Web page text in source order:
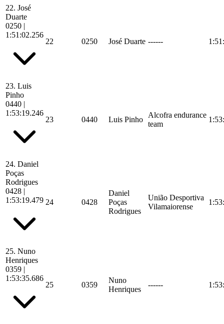
22. José
Duarte
0250 |
1:51:02.256
22 0250 José Duarte ------
23. Luis
Pinho
0440 |
1:53:19.246
23 0440 Luis Pinho
Alcofra endurance
team
24. Daniel
Poças
Rodrigues
0428 |
1:53:19.479 24 0428
Daniel
Poças
Rodrigues
União Desportiva
Vilamaiorense
25. Nuno
Henriques
0359 |
1:53:35.686
25 0359
Nuno
Henriques
------